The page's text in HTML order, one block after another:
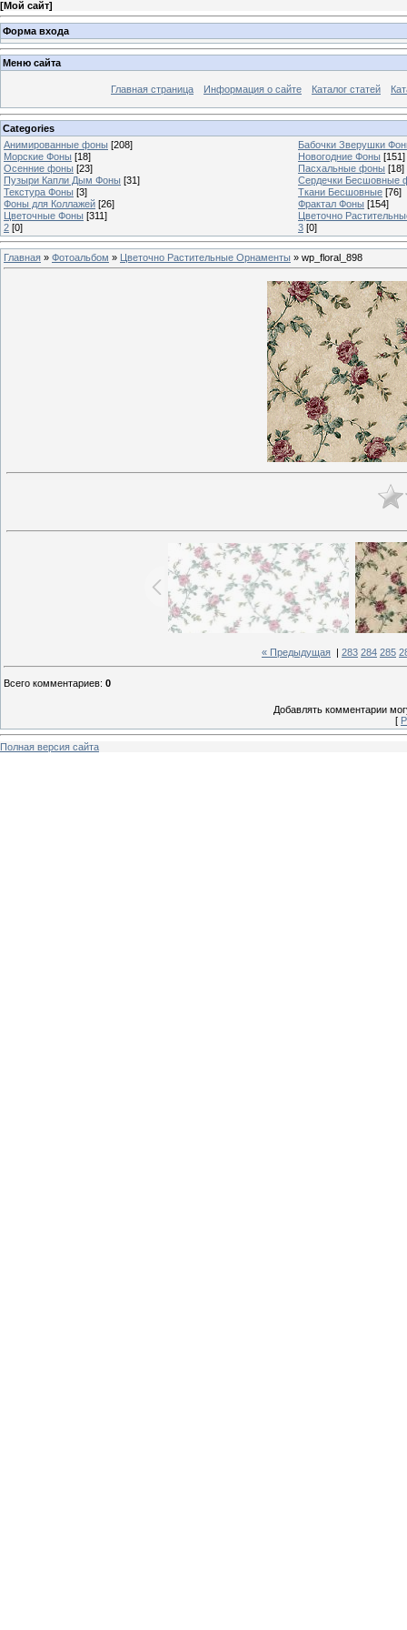
[Мой сайт]
Форма входа
Меню сайта
Главная страница Информация о сайте Каталог статей
Categories
Анимированные фоны [208]
Бабочки Зверушки
Морские Фоны [18] Новогодние Фоны [151]
Осенние фоны [23] Пасхальные фоны [18]
Пузыри Капли Дым Фоны [31]
Сердечки Бесшовные
Текстура Фоны [3] Ткани Бесшовные [76]
Фоны для Коллажей [26] Фрактал Фоны [154]
Цветочные Фоны [311]
Цветочно
2 [0] 3 [0]
Главная » Фотоальбом » Цветочно Растительные Орнаменты » wp_floral_898
« Предыдущая 283 284 285
Всего комментариев: 0
Добавлять комментарии
[
Полная версия сайта